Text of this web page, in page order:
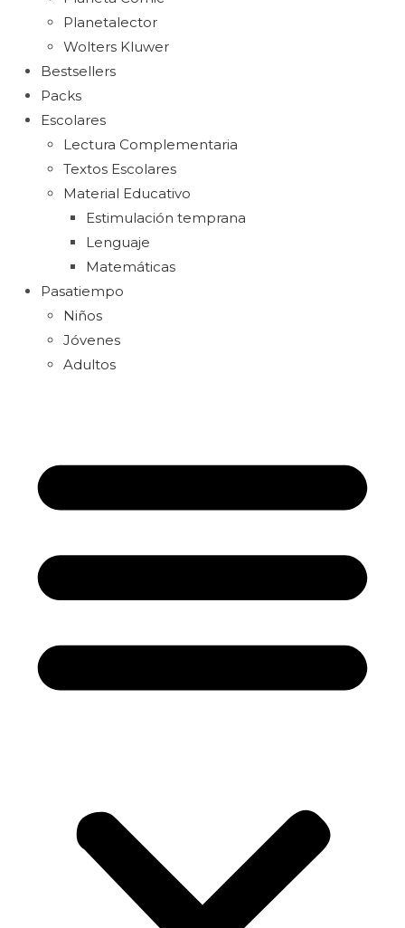
Planetalector
Wolters Kluwer
Bestsellers
Packs
Escolares
Lectura Complementaria
Textos Escolares
Material Educativo
Estimulación temprana
Lenguaje
Matemáticas
Pasatiempo
Niños
Jóvenes
Adultos